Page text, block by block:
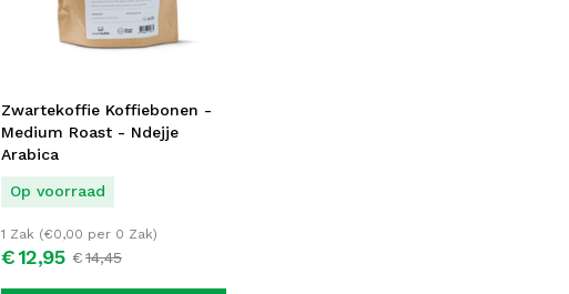
Zwartekoffie Koffiebonen -
Medium Roast - Ndejje
Arabica
Op voorraad
€ 14,45
€12,95
1 Zak (€0,00 per 0 Zak)